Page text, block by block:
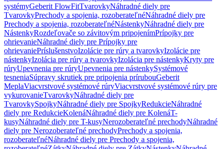
systémyGeberit FlowFitTvarovkyNáhradné diely pre
TvarovkyPrechody a spojenia, rozoberateľnéNáhradné diely pre
Prechody a spojenia, rozoberateľnéNástenkyNáhradné diely pre
NástenkyRozdeľovače so závitovým pripojenímPrípojky pre
ohrievanieNáhradné diely pre Prípojky pre
ohrievaniePríslušenstvoIzolácie pre rúry a tvarovkyIzolácie pre
nástenkyIzolácia pre rúry a tvarovkyIzolácia pre nástenkyKryty pre
rúryUpevnenia pre rúryUpevnenia pre nástenkySystémové
tesneniaSúpravy skrutiek pre pripojenia prírubouGeberit
MeplaViacvrstvové systémové rúryViacvrstvové systémové rúry pre
vykurovanieTvarovkyNáhradné diely pre
TvarovkySpojkyNáhradné diely pre SpojkyRedukcieNáhradné
diely pre RedukcieKolenáNáhradné diely pre KolenáT-
kusyNáhradné diely pre T-kusyNerozoberateľné prechodyNáhradné
diely pre Nerozoberateľné prechodyPrechody a spojenia,
rozoberateľnéNáhradné diely pre Prechody a spojenia,